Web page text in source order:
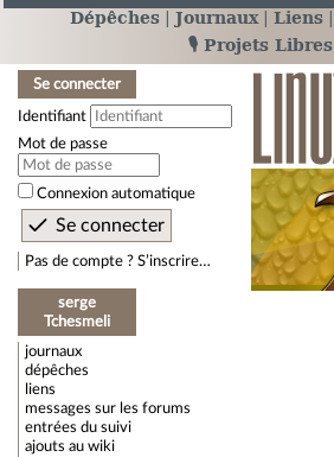
Dépêches Journaux Liens
🎙️ Projets Libres
Se connecter
Identifiant
Mot de passe
Connexion automatique
Pas de compte ? S’inscrire…
serge
Tchesmeli
journaux
dépêches
liens
messages sur les forums
entrées du suivi
ajouts au wiki